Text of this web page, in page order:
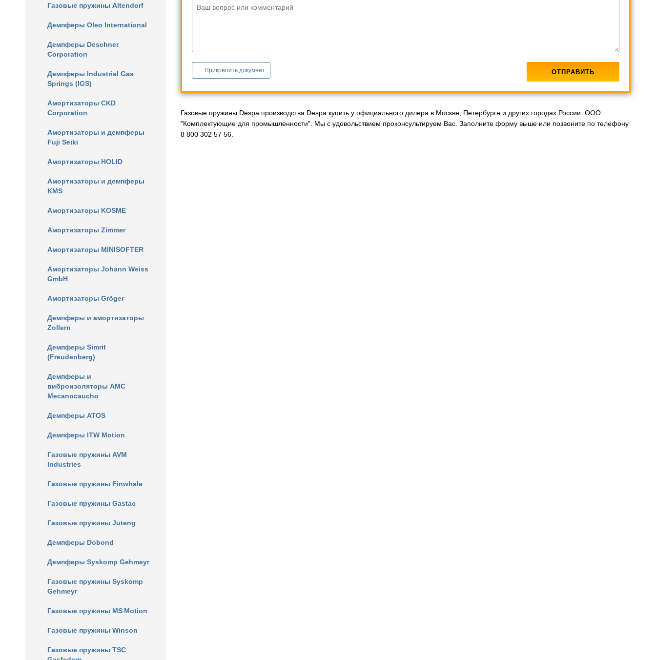
Газовые пружины Altendorf
Демпферы Oleo International
Демпферы Deschner
Corporation
Демпферы Industrial Gas
Springs (IGS)
Амортизаторы CKD
Corporation
Амортизаторы и демпферы
Fuji Seiki
Амортизаторы HOLID
Амортизаторы и демпферы
KMS
Амортизаторы KOSME
Амортизаторы Zimmer
Амортизаторы MINISOFTER
Амортизаторы Johann Weiss
GmbH
Амортизаторы Gröger
Демпферы и амортизаторы
Zollern
Демпферы Simrit
(Freudenberg)
Демпферы и
виброизоляторы AMC
Mecanocaucho
Демпферы ATOS
Демпферы ITW Motion
Газовые пружины AVM
Industries
Газовые пружины Finwhale
Газовые пружины Gastac
Газовые пружины Juteng
Демпферы Dobond
Демпферы Syskomp Gehmeyr
Газовые пружины Syskomp
Gehmeyr
Газовые пружины MS Motion
Газовые пружины Winson
Газовые пружины TSC
Ваш вопрос или комментарий
Прикрепить документ
Газовые пружины Despa производства Despa купить у официального дилера в Москве, Петербурге и других городах России. ООО
"Комплектующие для промышленности". Мы с удовольствием проконсультируем Вас. Заполните форму выше или позвоните по телефону
8 800 302 57 56.